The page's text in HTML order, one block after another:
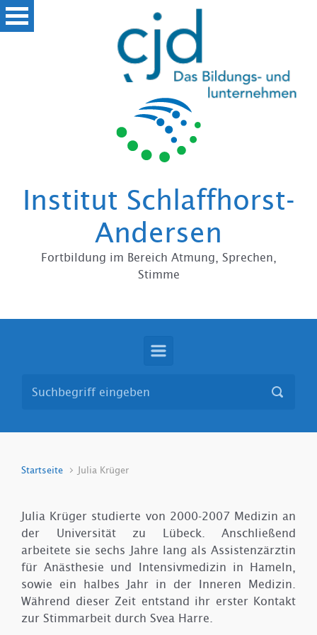
Institut Schlaffhorst-
Andersen
Fortbildung im Bereich Atmung, Sprechen,
Stimme
Startseite Julia Krüger
Julia Krüger studierte von 2000-2007 Medizin an
der Universität zu Lübeck. Anschließend
arbeitete sie sechs Jahre lang als Assistenzärztin
für Anästhesie und Intensivmedizin in Hameln,
sowie ein halbes Jahr in der Inneren Medizin.
Während dieser Zeit entstand ihr erster Kontakt
zur Stimmarbeit durch Svea Harre.